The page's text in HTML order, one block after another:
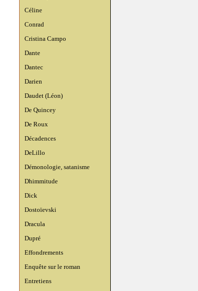
Céline
Conrad
Cristina Campo
Dante
Dantec
Darien
Daudet (Léon)
De Quincey
De Roux
Décadences
DeLillo
Démonologie, satanisme
Dhimmitude
Dick
Dostoïevski
Dracula
Dupré
Effondrements
Enquête sur le roman
Entretiens